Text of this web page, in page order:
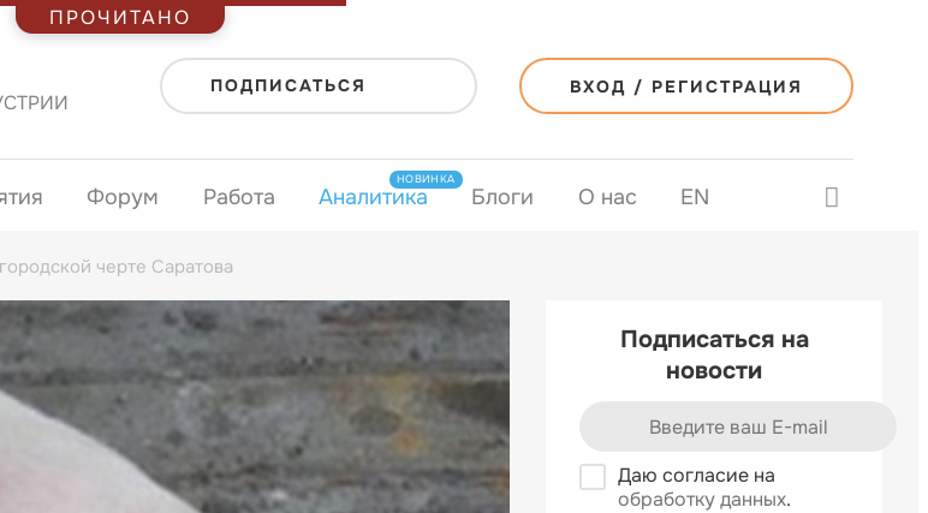
ПОДПИСАТЬСЯ ВХОД / РЕГИСТРАЦИЯ
Форум Работа Аналитика
НОВИНКА
Блоги О нас EN
черте Саратова
Подписаться на
новости
Даю согласие на
обработку данных.
ПРОЧИТАНО